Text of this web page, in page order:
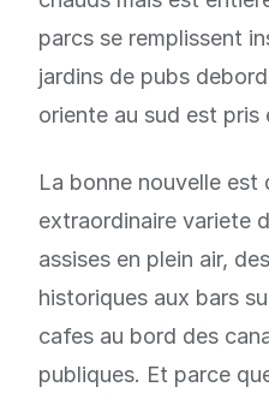
parcs se remplissent
jardins de pubs
oriente au sud est pris
La bonne nouvelle est
extraordinaire variete
assises en plein air,
historiques aux bars
cafes au bord des
publiques. Et parce